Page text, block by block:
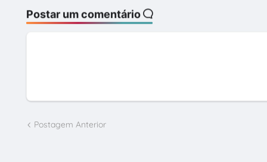
Postar um comentário
Postagem Anterior